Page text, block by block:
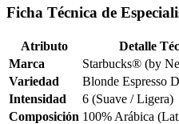
Ficha Técnica de
Atributo
Detalle
Marca
Starbucks® (by
Variedad
Blonde Espresso
Intensidad
6 (Suave / Ligera)
Composición 100% Arábica